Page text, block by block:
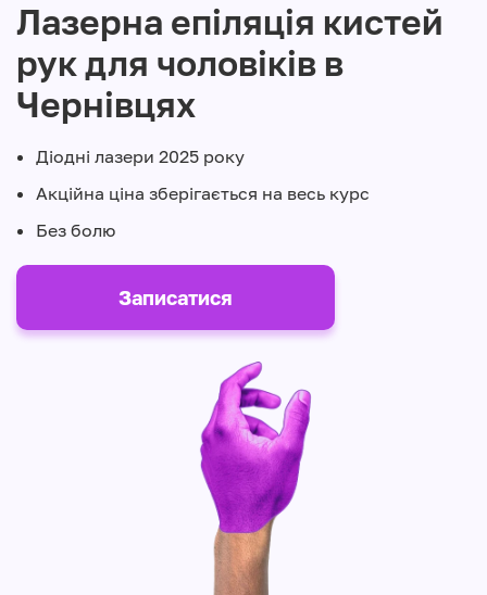
Лазерна епіляція кистей
рук для чоловіків в
Чернівцях
Діодні лазери 2025 року
Акційна ціна зберігається на весь курс
Без болю
Записатися